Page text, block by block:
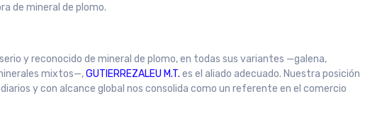
de mineral de plomo.
y reconocido de mineral de plomo, en todas sus variantes —galena,
mixtos—,GUTIERREZALEU M.T. es el aliado adecuado. Nuestra posición
y con alcance global nos consolida como un referente en el comercio